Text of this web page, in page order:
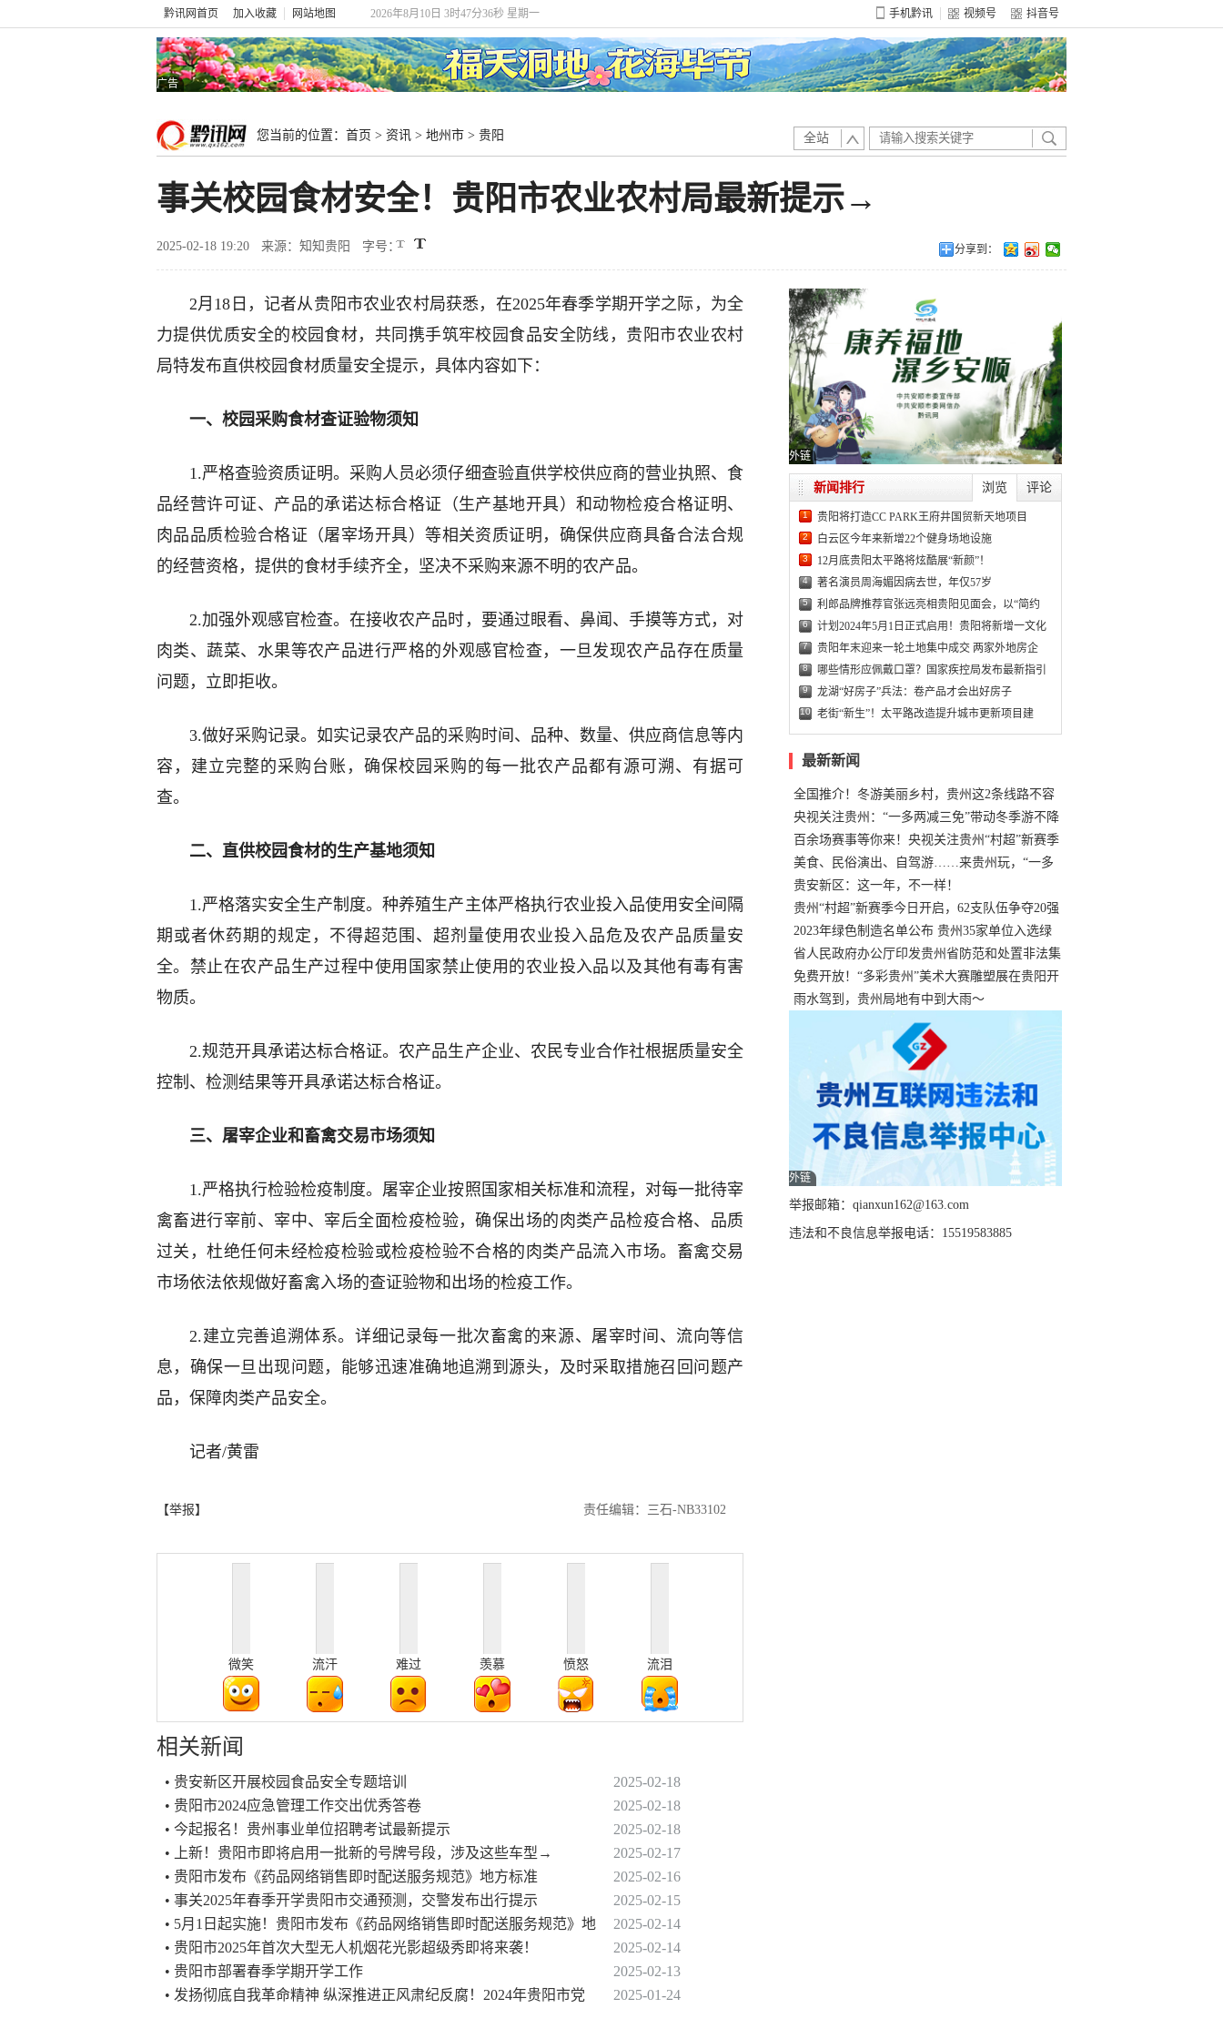
黔讯网首页 加入收藏 网站地图 2026年8月10日 3时47分37秒 星期一 手机黔讯 视频号 抖音号
广告
您当前的位置： 首页 > 资讯 > 地州市 > 贵阳 全站
事关校园食材安全！贵阳市农业农村局最新提示→
2025-02-18 19:20 来源：知知贵阳 字号： 分享到：
2月18日，记者从贵阳市农业农村局获悉，在2025年春季学期开学之际，为全
力提供优质安全的校园食材，共同携手筑牢校园食品安全防线，贵阳市农业农村
局特发布直供校园食材质量安全提示，具体内容如下：
一、校园采购食材查证验物须知
1.严格查验资质证明。采购人员必须仔细查验直供学校供应商的营业执照、食
品经营许可证、产品的承诺达标合格证（生产基地开具）和动物检疫合格证明、
肉品品质检验合格证（屠宰场开具）等相关资质证明，确保供应商具备合法合规
的经营资格，提供的食材手续齐全，坚决不采购来源不明的农产品。
2.加强外观感官检查。在接收农产品时，要通过眼看、鼻闻、手摸等方式，对
肉类、蔬菜、水果等农产品进行严格的外观感官检查，一旦发现农产品存在质量
问题，立即拒收。
3.做好采购记录。如实记录农产品的采购时间、品种、数量、供应商信息等内
容，建立完整的采购台账，确保校园采购的每一批农产品都有源可溯、有据可
查。
二、直供校园食材的生产基地须知
1.严格落实安全生产制度。种养殖生产主体严格执行农业投入品使用安全间隔
期或者休药期的规定，不得超范围、超剂量使用农业投入品危及农产品质量安
全。禁止在农产品生产过程中使用国家禁止使用的农业投入品以及其他有毒有害
物质。
2.规范开具承诺达标合格证。农产品生产企业、农民专业合作社根据质量安全
控制、检测结果等开具承诺达标合格证。
三、屠宰企业和畜禽交易市场须知
1.严格执行检验检疫制度。屠宰企业按照国家相关标准和流程，对每一批待宰
禽畜进行宰前、宰中、宰后全面检疫检验，确保出场的肉类产品检疫合格、品质
过关，杜绝任何未经检疫检验或检疫检验不合格的肉类产品流入市场。畜禽交易
市场依法依规做好畜禽入场的查证验物和出场的检疫工作。
2.建立完善追溯体系。详细记录每一批次畜禽的来源、屠宰时间、流向等信
息，确保一旦出现问题，能够迅速准确地追溯到源头，及时采取措施召回问题产
品，保障肉类产品安全。
记者/黄雷
【举报】 责任编辑：三石-NB33102
微笑 流汗 难过 羡慕 愤怒 流泪
相关新闻
• 贵安新区开展校园食品安全专题培训
2025-02-18
• 贵阳市2024应急管理工作交出优秀答卷
2025-02-18
• 今起报名！贵州事业单位招聘考试最新提示
2025-02-18
• 上新！贵阳市即将启用一批新的号牌号段，涉及这些车型→
2025-02-17
• 贵阳市发布《药品网络销售即时配送服务规范》地方标准
2025-02-16
• 事关2025年春季开学贵阳市交通预测，交警发布出行提示
2025-02-15
• 5月1日起实施！贵阳市发布《药品网络销售即时配送服务规范》地
2025-02-14
• 贵阳市2025年首次大型无人机烟花光影超级秀即将来袭！
2025-02-14
• 贵阳市部署春季学期开学工作
2025-02-13
• 发扬彻底自我革命精神 纵深推进正风肃纪反腐！2024年贵阳市党
2025-01-24
外链
浏览 评论
新闻排行
1 贵阳将打造CC PARK王府井国贸新天地项目
2 白云区今年来新增22个健身场地设施
3 12月底贵阳太平路将炫酷展“新颜”！
4 著名演员周海媚因病去世，年仅57岁
5 利郎品牌推荐官张远亮相贵阳见面会，以“简约
6 计划2024年5月1日正式启用！贵阳将新增一文化
7 贵阳年末迎来一轮土地集中成交 两家外地房企
8 哪些情形应佩戴口罩？国家疾控局发布最新指引
9 龙湖“好房子”兵法：卷产品才会出好房子
10 老街“新生”！太平路改造提升城市更新项目建
最新新闻
全国推介！冬游美丽乡村，贵州这2条线路不容
错过
央视关注贵州：“一多两减三免”带动冬季游不降
温
百余场赛事等你来！央视关注贵州“村超”新赛季
正式“打响”
美食、民俗演出、自驾游……来贵州玩，“一多
两减三免”！
贵安新区：这一年，不一样！
贵州“村超”新赛季今日开启，62支队伍争夺20强
名额
2023年绿色制造名单公布 贵州35家单位入选绿
色工厂
省人民政府办公厅印发贵州省防范和处置非法集
资工作实施细则
免费开放！“多彩贵州”美术大赛雕塑展在贵阳开
展，持续至1月19日
雨水驾到，贵州局地有中到大雨～
外链
举报邮箱：qianxun162@163.com
违法和不良信息举报电话：15519583885